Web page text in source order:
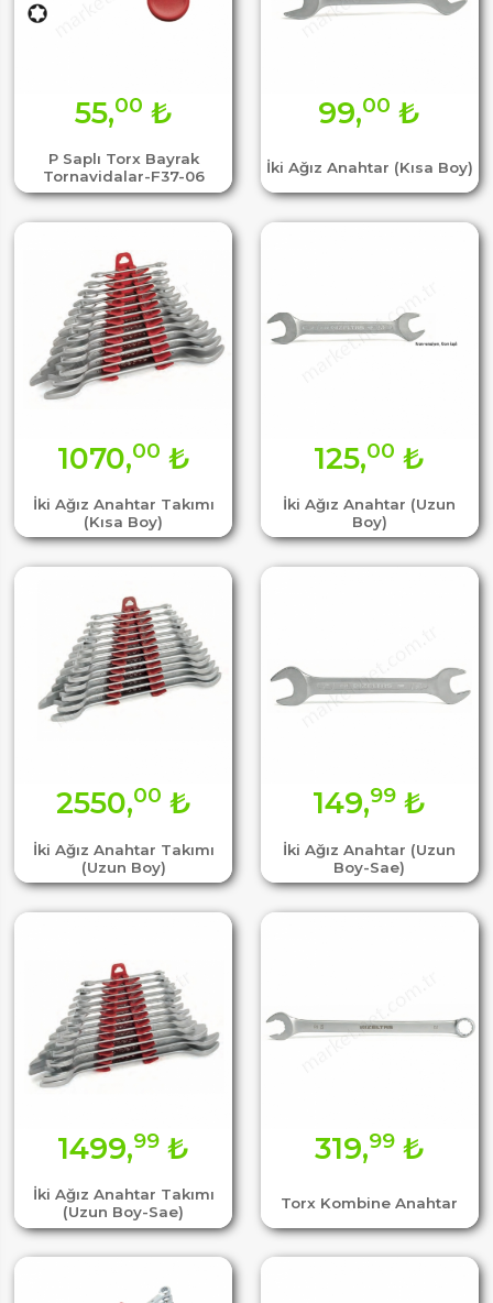
P Saplı Torx Bayrak
Tornavidalar-F37-06
55,00 ₺
İki Ağız Anahtar (Kısa Boy)
99,00 ₺
İki Ağız Anahtar Takımı
(Kısa Boy)
1070,00 ₺
İki Ağız Anahtar (Uzun
Boy)
125,00 ₺
İki Ağız Anahtar Takımı
(Uzun Boy)
2550,00 ₺
İki Ağız Anahtar (Uzun
Boy-Sae)
149,99 ₺
İki Ağız Anahtar Takımı
(Uzun Boy-Sae)
1499,99 ₺
Torx Kombine Anahtar
319,99₺